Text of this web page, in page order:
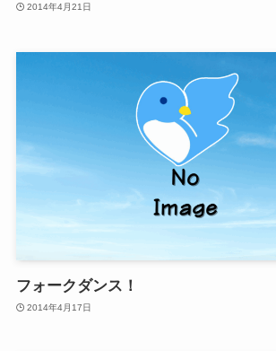
2014年4月21日
フォークダンス！
2014年4月17日